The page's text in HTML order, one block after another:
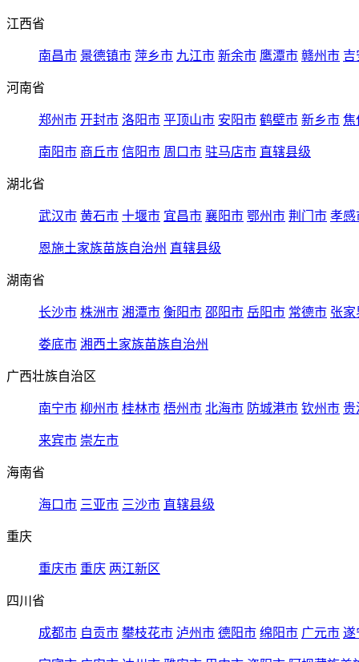
江西省
南昌市 景德镇市 萍乡市 九江市 新余市 鹰潭市 赣州市 吉
河南省
郑州市 开封市 洛阳市 平顶山市 安阳市 鹤壁市 新乡市 焦
南阳市 商丘市 信阳市 周口市 驻马店市 直辖县级
湖北省
武汉市 黄石市 十堰市 宜昌市 襄阳市 鄂州市 荆门市 孝感
恩施土家族苗族自治州 直辖县级
湖南省
长沙市 株洲市 湘潭市 衡阳市 邵阳市 岳阳市 常德市 张家
娄底市 湘西土家族苗族自治州
广西壮族自治区
南宁市 柳州市 桂林市 梧州市 北海市 防城港市 钦州市 贵
来宾市 崇左市
海南省
海口市 三亚市 三沙市 直辖县级
重庆
重庆市 重庆 两江新区
四川省
成都市 自贡市 攀枝花市 泸州市 德阳市 绵阳市 广元市 遂